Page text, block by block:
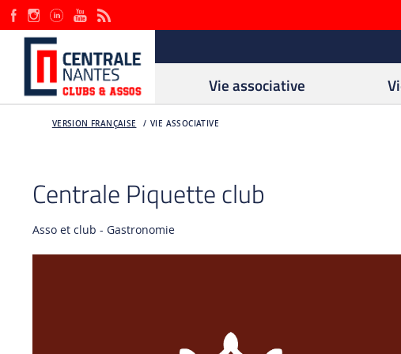
Vie associative
VERSION FRANÇAISE VIE ASSOCIATIVE
Centrale Piquette club
Asso et club - Gastronomie